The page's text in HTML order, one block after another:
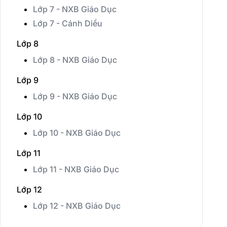
Lớp 7 - NXB Giáo Dục
Lớp 7 - Cánh Diều
Lớp 8
Lớp 8 - NXB Giáo Dục
Lớp 9
Lớp 9 - NXB Giáo Dục
Lớp 10
Lớp 10 - NXB Giáo Dục
Lớp 11
Lớp 11 - NXB Giáo Dục
Lớp 12
Lớp 12 - NXB Giáo Dục